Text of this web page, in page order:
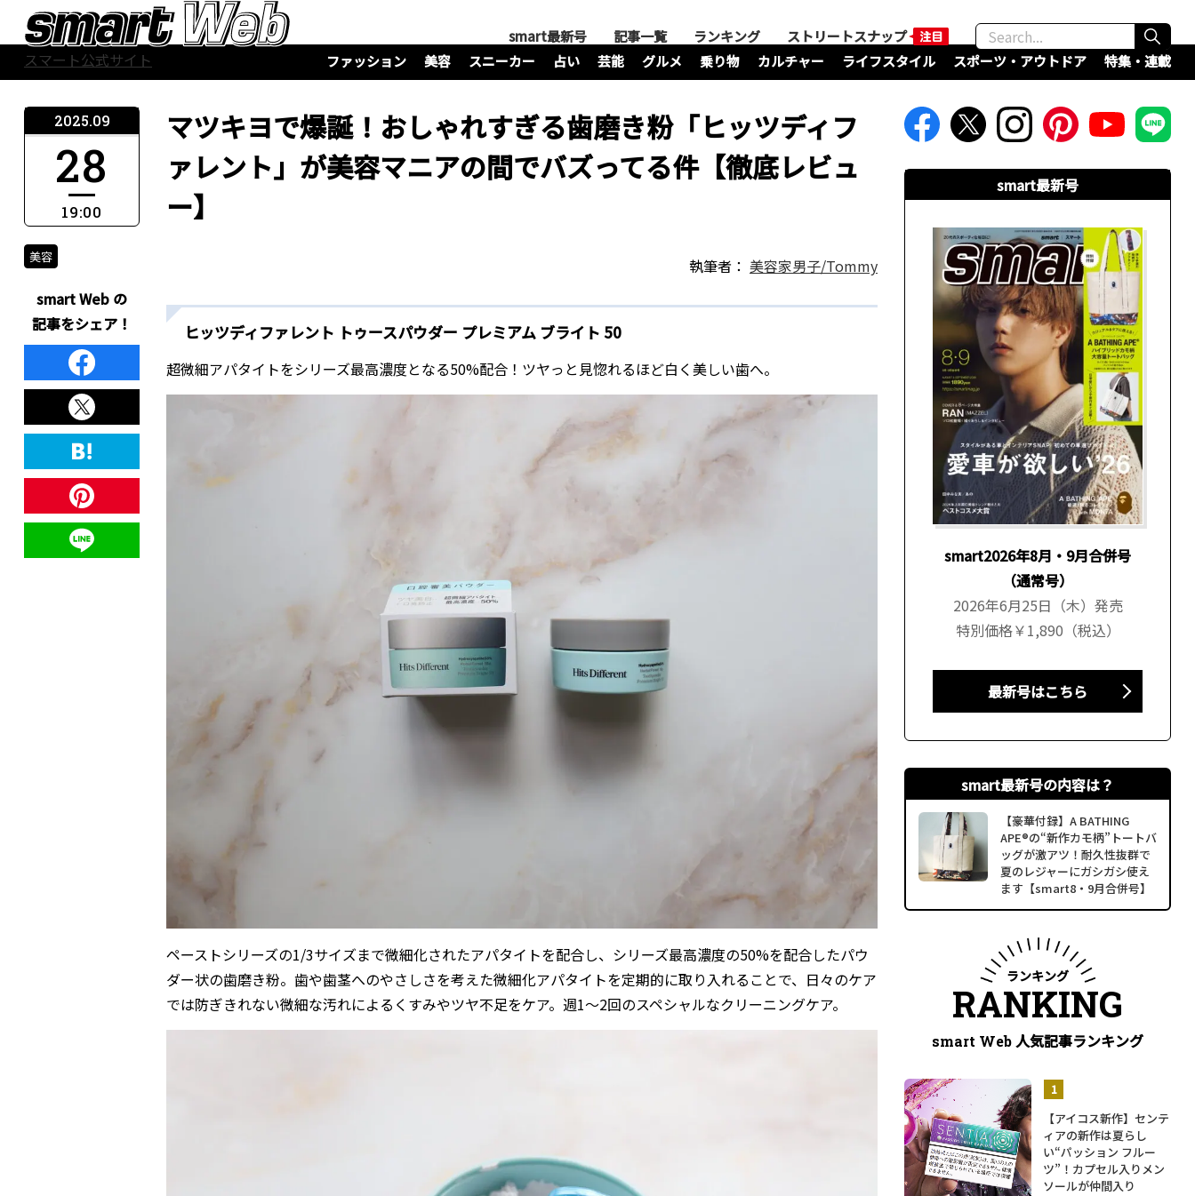
スマート公式サイト
smart最新号 記事一覧 ランキング
ストリートスナップ
ファッション
美容 スニーカー 占い 芸能 グルメ 乗り物 カルチャー ライフスタイル スポーツ・アウトドア 特集・連載
マツキヨで爆誕！おしゃれすぎる歯磨き粉「ヒッツディフ
ァレント」が美容マニアの間でバズってる件【徹底レビュ
ー】
執筆者： 美容家男子/Tommy
ヒッツディファレント トゥースパウダー プレミアム ブライト 50
超微細アパタイトをシリーズ最高濃度となる50%配合！ツヤっと見惚れるほど白く美しい歯へ。
ペーストシリーズの1/3サイズまで微細化されたアパタイトを配合し、シリーズ最高濃度の50%を配合したパウ
ダー状の歯磨き粉。歯や歯茎へのやさしさを考えた微細化アパタイトを定期的に取り入れることで、日々のケア
では防ぎきれない微細な汚れによるくすみやツヤ不足をケア。週1〜2回のスペシャルなクリーニングケア。
2025.09
28
19:00
美容
smart Web の
記事をシェア！
smart最新号
smart2026年8月・9月合併号
（通常号）
2026年6月25日（木）発売
特別価格￥1,890（税込）
最新号はこちら
smart最新号の内容は？
【豪華付録】A BATHING
APE®の“新作カモ柄”トートバ
ッグが激アツ！耐久性抜群で
夏のレジャーにガシガシ使え
ます【smart8・9月合併号】
ランキング
RANKING
smart Web人気記事ランキング
【アイコス新作】センテ
ィアの新作は夏らし
い“パッション フルー
ツ”！カプセル入りメン
ソールが仲間入り